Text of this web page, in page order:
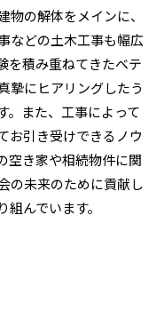
の解体をメインに、
などの土木工事も幅広
を積み重ねてきたベテ
摯にヒアリングしたう
。また、工事によって
お引き受けできるノウ
空き家や相続物件に関
の未来のために貢献し
んでいます。